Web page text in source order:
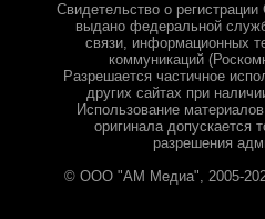
Свидетельство о
выдано федеральной
связи, информационных
коммуникаций
Разрешается частичное
других сайтах при
Использование
оригинала допускается
разрешения
© ООО "АМ Медиа", 2005-